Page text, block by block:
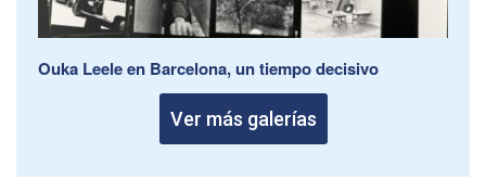
Ouka Leele en Barcelona, un tiempo decisivo
Ver más galerías